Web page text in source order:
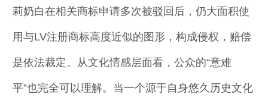
莉奶白在相关商标申请多次被驳回后，仍大面积使
用与LV注册商标高度近似的图形，构成侵权，赔偿
是依法裁定。从文化情感层面看，公众的“意难
平”也完全可以理解。当一个源于自身悠久历史文化